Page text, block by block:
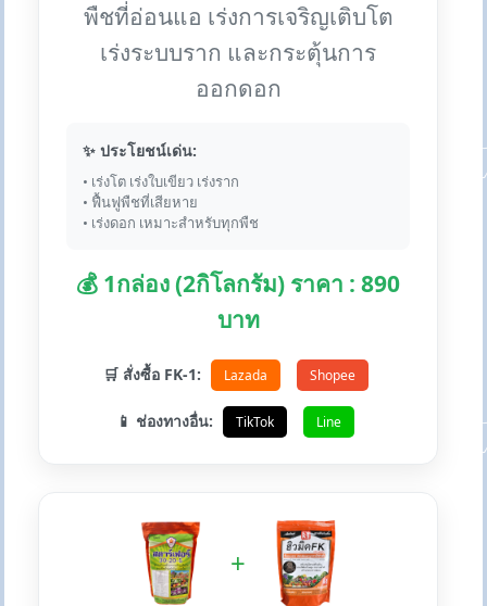
พืชที่อ่อนแอ เร่งการเจริญเติบโต
เร่งระบบราก และกระตุ้นการ
ออกดอก
✨ ประโยชน์เด่น:
• เร่งโต เร่งใบเขียว เร่งราก
• ฟื้นฟูพืชที่เสียหาย
• เร่งดอก เหมาะสำหรับทุกพืช
💰 1กล่อง (2กิโลกรัม) ราคา : 890
บาท
🛒 สั่งซื้อ FK-1: Lazada Shopee
📱 ช่องทางอื่น: TikTok Line
+